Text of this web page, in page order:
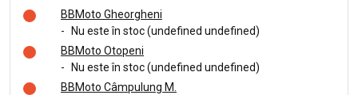
BBMoto Gheorgheni
-
Nu este în stoc (undefined undefined)
BBMoto Otopeni
-
Nu este în stoc (undefined undefined)
BBMoto Câmpulung M.